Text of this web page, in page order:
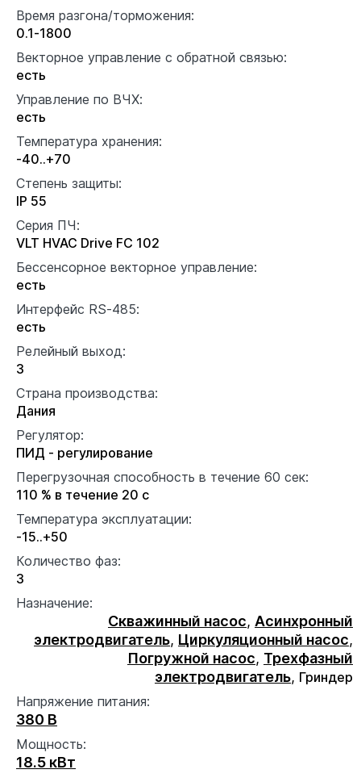
Время разгона/торможения:
0.1-1800
Векторное управление с обратной связью:
есть
Управление по ВЧХ:
есть
Температура хранения:
-40..+70
Степень защиты:
IP 55
Серия ПЧ:
VLT HVAC Drive FC 102
Бессенсорное векторное управление:
есть
Интерфейс RS-485:
есть
Релейный выход:
3
Страна производства:
Дания
Регулятор:
ПИД - регулирование
Перегрузочная способность в течение 60 сек:
110 % в течение 20 с
Температура эксплуатации:
-15..+50
Количество фаз:
3
Назначение:
Скважинный насос, Асинхронный
электродвигатель, Циркуляционный насос,
Погружной насос, Трехфазный
электродвигатель, Гриндер
Напряжение питания:
380 В
Мощность:
18.5 кВт